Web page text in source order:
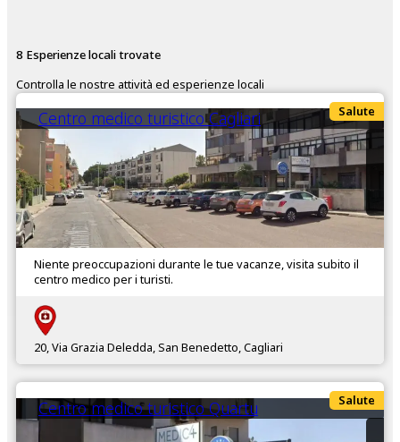
8 Esperienze locali trovate
Controlla le nostre attività ed esperienze locali
Centro medico turistico Cagliari
Niente preoccupazioni durante le tue vacanze, visita subito il
centro medico per i turisti.
20, Via Grazia Deledda, San Benedetto, Cagliari
Salute
Centro medico turistico Quartu Salute